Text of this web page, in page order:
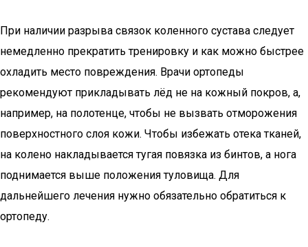
При наличии разрыва связок коленного сустава следует
немедленно прекратить тренировку и как можно быстрее
охладить место повреждения. Врачи ортопеды
рекомендуют прикладывать лёд не на кожный покров, а,
например, на полотенце, чтобы не вызвать отморожения
поверхностного слоя кожи. Чтобы избежать отека тканей,
на колено накладывается тугая повязка из бинтов, а нога
поднимается выше положения туловища. Для
дальнейшего лечения нужно обязательно обратиться к
ортопеду.